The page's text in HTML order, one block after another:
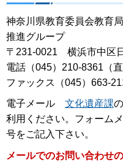
神奈川県教育委員会教育
推進グループ
〒231-0021 横浜市中区
電話（045）210-8361（直
ファックス（045）663-
電子メール 文化遺産課
利用ください。フォーム
号をご記入下さい。
メールでのお問い合わせ